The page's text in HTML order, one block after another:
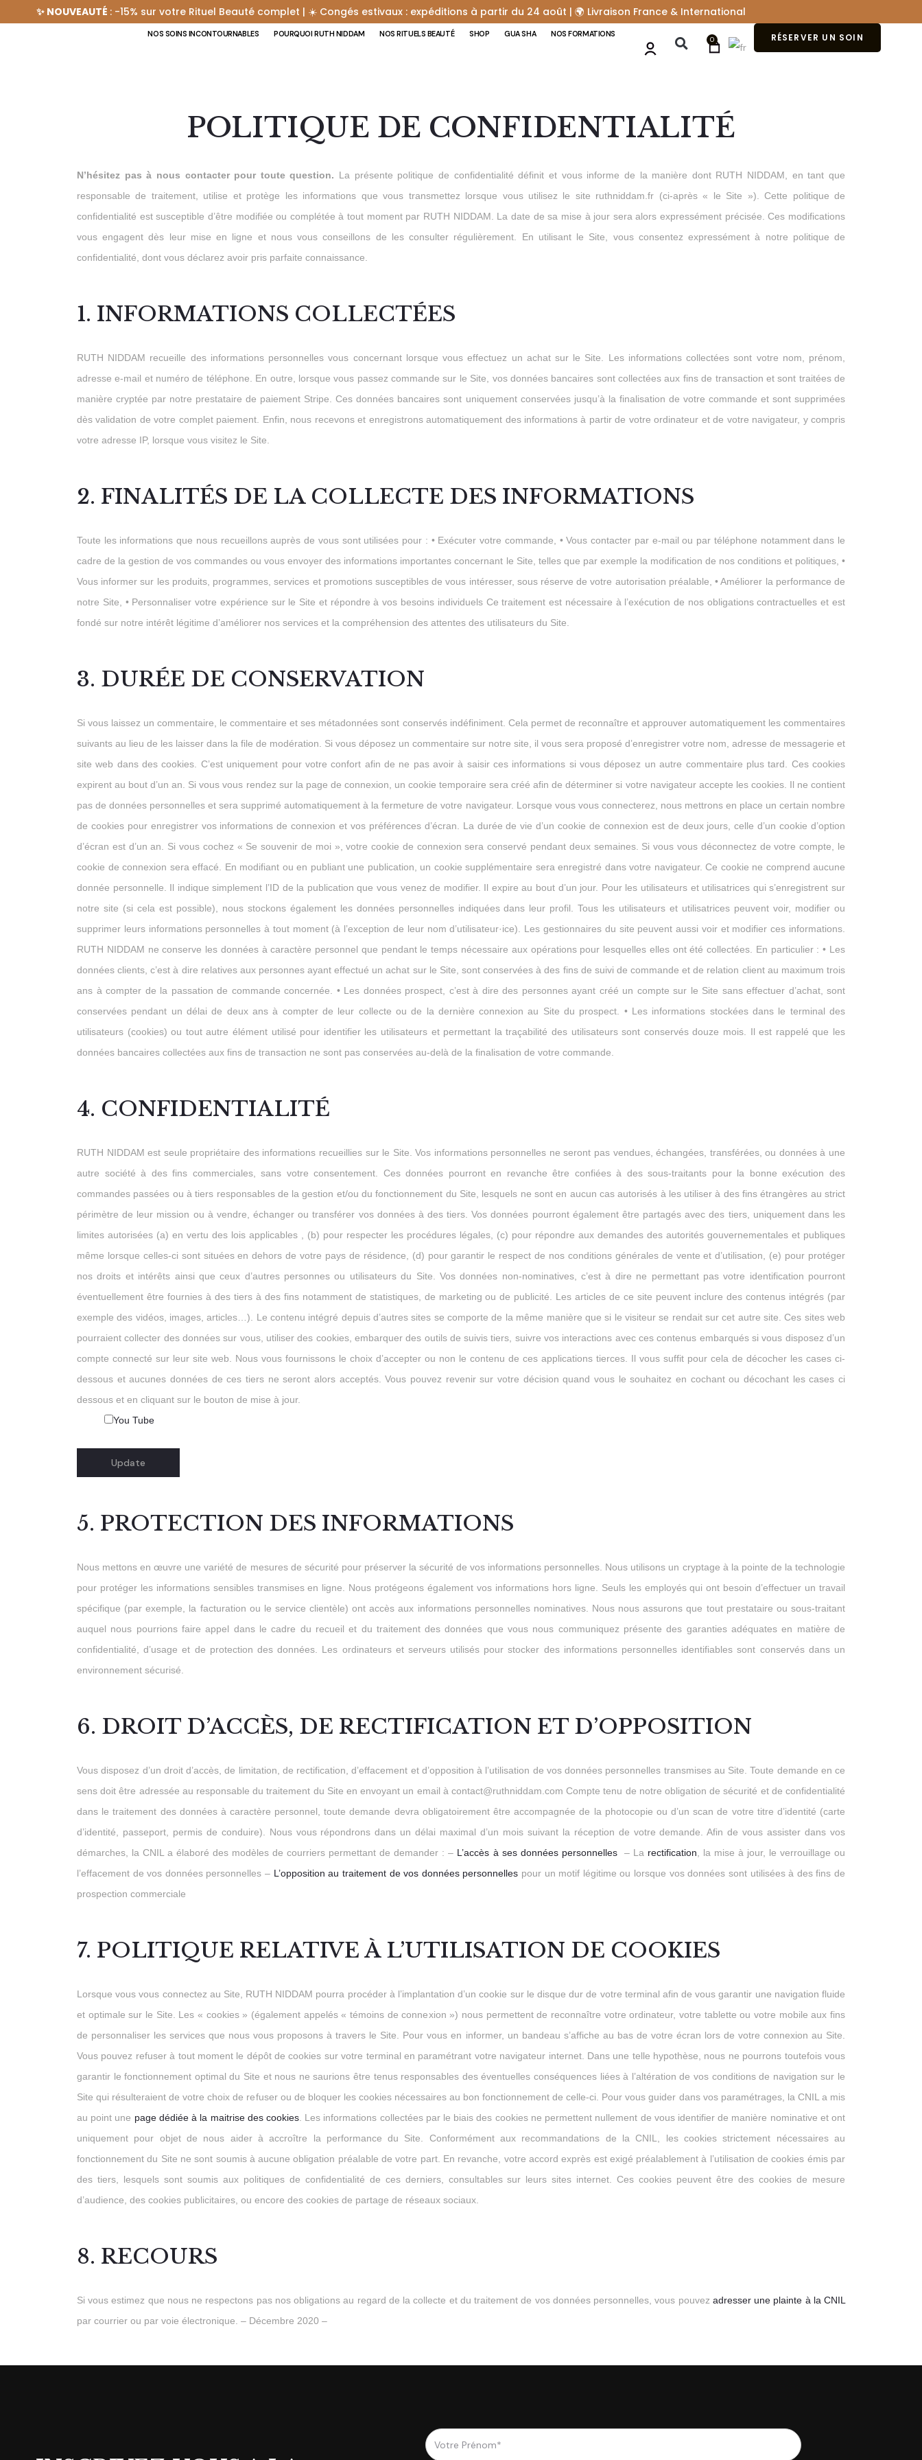
✨ NOUVEAUTÉ : -15% sur votre Rituel Beauté complet | ☀️ Congés estivaux : expéditions à partir du 24 août | 🌍 Livraison France & International
NOS SOINS INCONTOURNABLES POURQUOI RUTH NIDDAM NOS RITUELS BEAUTÉ SHOP GUA SHA NOS FORMATIONS
0 RÉSERVER UN SOIN
POLITIQUE DE CONFIDENTIALITÉ
N’hésitez pas à nous contacter pour toute question. La présente politique de confidentialité définit et vous informe de la manière dont RUTH NIDDAM, en tant que
responsable de traitement, utilise et protège les informations que vous transmettez lorsque vous utilisez le site ruthniddam.fr (ci-après « le Site »). Cette politique de
confidentialité est susceptible d’être modifiée ou complétée à tout moment par RUTH NIDDAM. La date de sa mise à jour sera alors expressément précisée. Ces modifications
vous engagent dès leur mise en ligne et nous vous conseillons de les consulter régulièrement. En utilisant le Site, vous consentez expressément à notre politique de
confidentialité, dont vous déclarez avoir pris parfaite connaissance.
1. INFORMATIONS COLLECTÉES
RUTH NIDDAM recueille des informations personnelles vous concernant lorsque vous effectuez un achat sur le Site. Les informations collectées sont votre nom, prénom,
adresse e-mail et numéro de téléphone. En outre, lorsque vous passez commande sur le Site, vos données bancaires sont collectées aux fins de transaction et sont traitées de
manière cryptée par notre prestataire de paiement Stripe. Ces données bancaires sont uniquement conservées jusqu’à la finalisation de votre commande et sont supprimées
dès validation de votre complet paiement. Enfin, nous recevons et enregistrons automatiquement des informations à partir de votre ordinateur et de votre navigateur, y compris
votre adresse IP, lorsque vous visitez le Site.
2. FINALITÉS DE LA COLLECTE DES INFORMATIONS
Toute les informations que nous recueillons auprès de vous sont utilisées pour : • Exécuter votre commande, • Vous contacter par e-mail ou par téléphone notamment dans le
cadre de la gestion de vos commandes ou vous envoyer des informations importantes concernant le Site, telles que par exemple la modification de nos conditions et politiques, •
Vous informer sur les produits, programmes, services et promotions susceptibles de vous intéresser, sous réserve de votre autorisation préalable, • Améliorer la performance de
notre Site, • Personnaliser votre expérience sur le Site et répondre à vos besoins individuels Ce traitement est nécessaire à l’exécution de nos obligations contractuelles et est
fondé sur notre intérêt légitime d’améliorer nos services et la compréhension des attentes des utilisateurs du Site.
3. DURÉE DE CONSERVATION
Si vous laissez un commentaire, le commentaire et ses métadonnées sont conservés indéfiniment. Cela permet de reconnaître et approuver automatiquement les commentaires
suivants au lieu de les laisser dans la file de modération. Si vous déposez un commentaire sur notre site, il vous sera proposé d’enregistrer votre nom, adresse de messagerie et
site web dans des cookies. C’est uniquement pour votre confort afin de ne pas avoir à saisir ces informations si vous déposez un autre commentaire plus tard. Ces cookies
expirent au bout d’un an. Si vous vous rendez sur la page de connexion, un cookie temporaire sera créé afin de déterminer si votre navigateur accepte les cookies. Il ne contient
pas de données personnelles et sera supprimé automatiquement à la fermeture de votre navigateur. Lorsque vous vous connecterez, nous mettrons en place un certain nombre
de cookies pour enregistrer vos informations de connexion et vos préférences d’écran. La durée de vie d’un cookie de connexion est de deux jours, celle d’un cookie d’option
d’écran est d’un an. Si vous cochez « Se souvenir de moi », votre cookie de connexion sera conservé pendant deux semaines. Si vous vous déconnectez de votre compte, le
cookie de connexion sera effacé. En modifiant ou en publiant une publication, un cookie supplémentaire sera enregistré dans votre navigateur. Ce cookie ne comprend aucune
donnée personnelle. Il indique simplement l’ID de la publication que vous venez de modifier. Il expire au bout d’un jour. Pour les utilisateurs et utilisatrices qui s’enregistrent sur
notre site (si cela est possible), nous stockons également les données personnelles indiquées dans leur profil. Tous les utilisateurs et utilisatrices peuvent voir, modifier ou
supprimer leurs informations personnelles à tout moment (à l’exception de leur nom d’utilisateur·ice). Les gestionnaires du site peuvent aussi voir et modifier ces informations.
RUTH NIDDAM ne conserve les données à caractère personnel que pendant le temps nécessaire aux opérations pour lesquelles elles ont été collectées. En particulier : • Les
données clients, c’est à dire relatives aux personnes ayant effectué un achat sur le Site, sont conservées à des fins de suivi de commande et de relation client au maximum trois
ans à compter de la passation de commande concernée. • Les données prospect, c’est à dire des personnes ayant créé un compte sur le Site sans effectuer d’achat, sont
conservées pendant un délai de deux ans à compter de leur collecte ou de la dernière connexion au Site du prospect. • Les informations stockées dans le terminal des
utilisateurs (cookies) ou tout autre élément utilisé pour identifier les utilisateurs et permettant la traçabilité des utilisateurs sont conservés douze mois. Il est rappelé que les
données bancaires collectées aux fins de transaction ne sont pas conservées au-delà de la finalisation de votre commande.
4. CONFIDENTIALITÉ
RUTH NIDDAM est seule propriétaire des informations recueillies sur le Site. Vos informations personnelles ne seront pas vendues, échangées, transférées, ou données à une
autre société à des fins commerciales, sans votre consentement. Ces données pourront en revanche être confiées à des sous-traitants pour la bonne exécution des
commandes passées ou à tiers responsables de la gestion et/ou du fonctionnement du Site, lesquels ne sont en aucun cas autorisés à les utiliser à des fins étrangères au strict
périmètre de leur mission ou à vendre, échanger ou transférer vos données à des tiers. Vos données pourront également être partagés avec des tiers, uniquement dans les
limites autorisées (a) en vertu des lois applicables , (b) pour respecter les procédures légales, (c) pour répondre aux demandes des autorités gouvernementales et publiques
même lorsque celles-ci sont situées en dehors de votre pays de résidence, (d) pour garantir le respect de nos conditions générales de vente et d’utilisation, (e) pour protéger
nos droits et intérêts ainsi que ceux d’autres personnes ou utilisateurs du Site. Vos données non-nominatives, c’est à dire ne permettant pas votre identification pourront
éventuellement être fournies à des tiers à des fins notamment de statistiques, de marketing ou de publicité. Les articles de ce site peuvent inclure des contenus intégrés (par
exemple des vidéos, images, articles…). Le contenu intégré depuis d’autres sites se comporte de la même manière que si le visiteur se rendait sur cet autre site. Ces sites web
pourraient collecter des données sur vous, utiliser des cookies, embarquer des outils de suivis tiers, suivre vos interactions avec ces contenus embarqués si vous disposez d’un
compte connecté sur leur site web. Nous vous fournissons le choix d’accepter ou non le contenu de ces applications tierces. Il vous suffit pour cela de décocher les cases ci-
dessous et aucunes données de ces tiers ne seront alors acceptés. Vous pouvez revenir sur votre décision quand vous le souhaitez en cochant ou décochant les cases ci
dessous et en cliquant sur le bouton de mise à jour.
You Tube
5. PROTECTION DES INFORMATIONS
Nous mettons en œuvre une variété de mesures de sécurité pour préserver la sécurité de vos informations personnelles. Nous utilisons un cryptage à la pointe de la technologie
pour protéger les informations sensibles transmises en ligne. Nous protégeons également vos informations hors ligne. Seuls les employés qui ont besoin d’effectuer un travail
spécifique (par exemple, la facturation ou le service clientèle) ont accès aux informations personnelles nominatives. Nous nous assurons que tout prestataire ou sous-traitant
auquel nous pourrions faire appel dans le cadre du recueil et du traitement des données que vous nous communiquez présente des garanties adéquates en matière de
confidentialité, d’usage et de protection des données. Les ordinateurs et serveurs utilisés pour stocker des informations personnelles identifiables sont conservés dans un
environnement sécurisé.
6. DROIT D’ACCÈS, DE RECTIFICATION ET D’OPPOSITION
Vous disposez d’un droit d’accès, de limitation, de rectification, d’effacement et d’opposition à l’utilisation de vos données personnelles transmises au Site. Toute demande en ce
sens doit être adressée au responsable du traitement du Site en envoyant un email à contact@ruthniddam.com Compte tenu de notre obligation de sécurité et de confidentialité
dans le traitement des données à caractère personnel, toute demande devra obligatoirement être accompagnée de la photocopie ou d’un scan de votre titre d’identité (carte
d’identité, passeport, permis de conduire). Nous vous répondrons dans un délai maximal d’un mois suivant la réception de votre demande. Afin de vous assister dans vos
démarches, la CNIL a élaboré des modèles de courriers permettant de demander : – L’accès à ses données personnelles – La rectification , la mise à jour, le verrouillage ou
l’effacement de vos données personnelles – L’opposition au traitement de vos données personnelles pour un motif légitime ou lorsque vos données sont utilisées à des fins de
prospection commerciale
7. POLITIQUE RELATIVE À L’UTILISATION DE COOKIES
Lorsque vous vous connectez au Site, RUTH NIDDAM pourra procéder à l’implantation d’un cookie sur le disque dur de votre terminal afin de vous garantir une navigation fluide
et optimale sur le Site. Les « cookies » (également appelés « témoins de connexion ») nous permettent de reconnaître votre ordinateur, votre tablette ou votre mobile aux fins
de personnaliser les services que nous vous proposons à travers le Site. Pour vous en informer, un bandeau s’affiche au bas de votre écran lors de votre connexion au Site.
Vous pouvez refuser à tout moment le dépôt de cookies sur votre terminal en paramétrant votre navigateur internet. Dans une telle hypothèse, nous ne pourrons toutefois vous
garantir le fonctionnement optimal du Site et nous ne saurions être tenus responsables des éventuelles conséquences liées à l’altération de vos conditions de navigation sur le
Site qui résulteraient de votre choix de refuser ou de bloquer les cookies nécessaires au bon fonctionnement de celle-ci. Pour vous guider dans vos paramétrages, la CNIL a mis
au point une page dédiée à la maitrise des cookies. Les informations collectées par le biais des cookies ne permettent nullement de vous identifier de manière nominative et ont
uniquement pour objet de nous aider à accroître la performance du Site. Conformément aux recommandations de la CNIL, les cookies strictement nécessaires au
fonctionnement du Site ne sont soumis à aucune obligation préalable de votre part. En revanche, votre accord exprès est exigé préalablement à l’utilisation de cookies émis par
des tiers, lesquels sont soumis aux politiques de confidentialité de ces derniers, consultables sur leurs sites internet. Ces cookies peuvent être des cookies de mesure
d’audience, des cookies publicitaires, ou encore des cookies de partage de réseaux sociaux.
8. RECOURS
Si vous estimez que nous ne respectons pas nos obligations au regard de la collecte et du traitement de vos données personnelles, vous pouvez adresser une plainte à la CNIL
par courrier ou par voie électronique. – Décembre 2020 –